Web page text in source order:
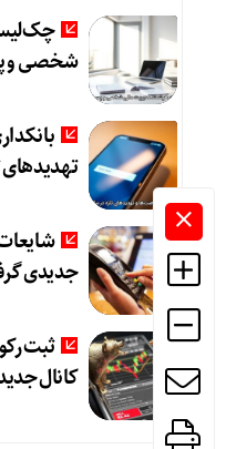
شخصی و
تهدیدهای
جدیدی
ثبت
کانال